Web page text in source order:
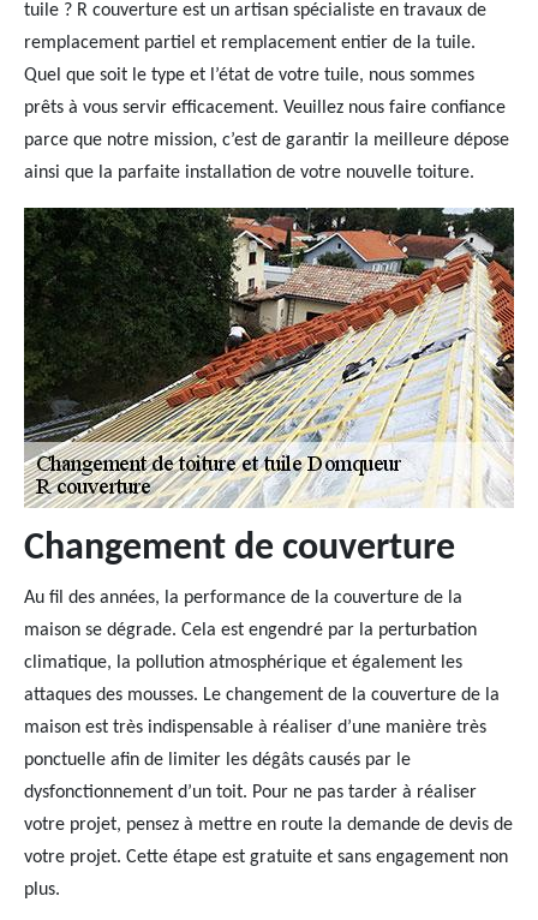
tuile ? R couverture est un artisan spécialiste en travaux de
remplacement partiel et remplacement entier de la tuile.
Quel que soit le type et l’état de votre tuile, nous sommes
prêts à vous servir efficacement. Veuillez nous faire confiance
parce que notre mission, c’est de garantir la meilleure dépose
ainsi que la parfaite installation de votre nouvelle toiture.
Changement de couverture
Au fil des années, la performance de la couverture de la
maison se dégrade. Cela est engendré par la perturbation
climatique, la pollution atmosphérique et également les
attaques des mousses. Le changement de la couverture de la
maison est très indispensable à réaliser d’une manière très
ponctuelle afin de limiter les dégâts causés par le
dysfonctionnement d’un toit. Pour ne pas tarder à réaliser
votre projet, pensez à mettre en route la demande de devis de
votre projet. Cette étape est gratuite et sans engagement non
plus.